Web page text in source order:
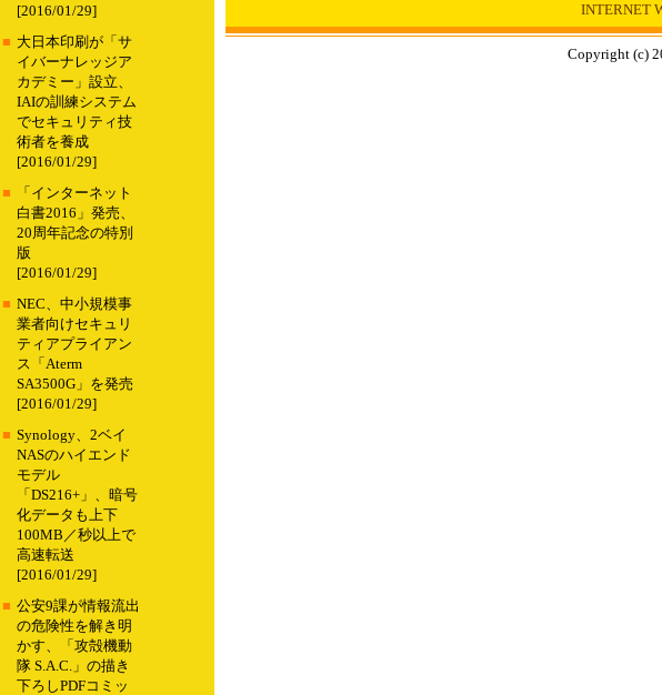
[2016/01/29]
■ 大日本印刷が「サ
イバーナレッジア
カデミー」設立、
IAIの訓練システム
でセキュリティ技
術者を養成
[2016/01/29]
■
「インターネット
白書2016」発売、
20周年記念の特別
版
[2016/01/29]
■ NEC、中小規模事
業者向けセキュリ
ティアプライアン
ス「Aterm
SA3500G」を発売
[2016/01/29]
■ Synology、2ベイ
NASのハイエンド
モデル
「DS216+」、暗号
化データも上下
100MB／秒以上で
高速転送
[2016/01/29]
■ 公安9課が情報流出
の危険性を解き明
かす、「攻殻機動
隊 S.A.C.」の描き
下ろしPDFコミッ
INTERNET
Copyright (c)